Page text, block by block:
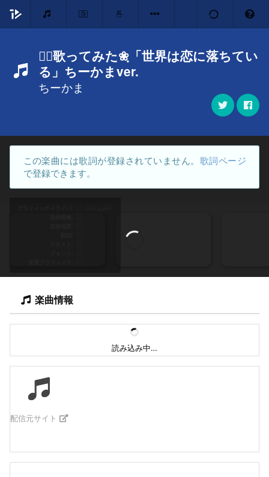
❀ฺ歌ってみた❀ฺ「世界は恋に落ちてい
る」ちーかまver.
ちーかま
この楽曲には歌詞が登録されていません。 歌詞ページ
で登録できます。
楽曲情報
読み込み中…
配信元サイト